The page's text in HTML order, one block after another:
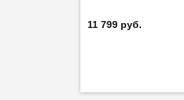
11 799 руб.